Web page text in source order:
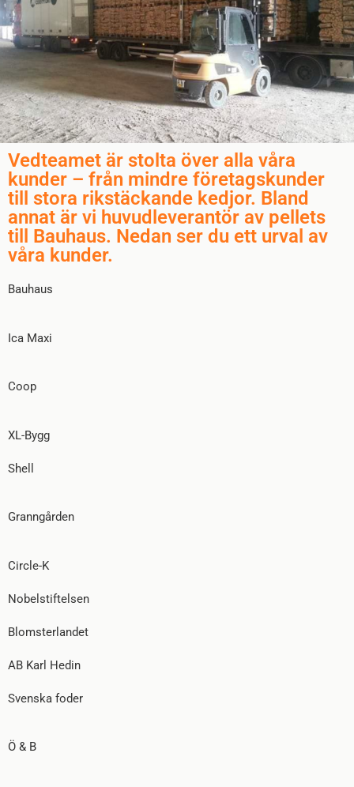
Vedteamet är stolta över alla våra
kunder – från mindre företagskunder
till stora rikstäckande kedjor. Bland
annat är vi huvudleverantör av pellets
till Bauhaus. Nedan ser du ett urval av
våra kunder.
Bauhaus
Ica Maxi
Coop
XL-Bygg
Shell
Granngården
Circle-K
Nobelstiftelsen
Blomsterlandet
AB Karl Hedin
Svenska foder
Ö & B